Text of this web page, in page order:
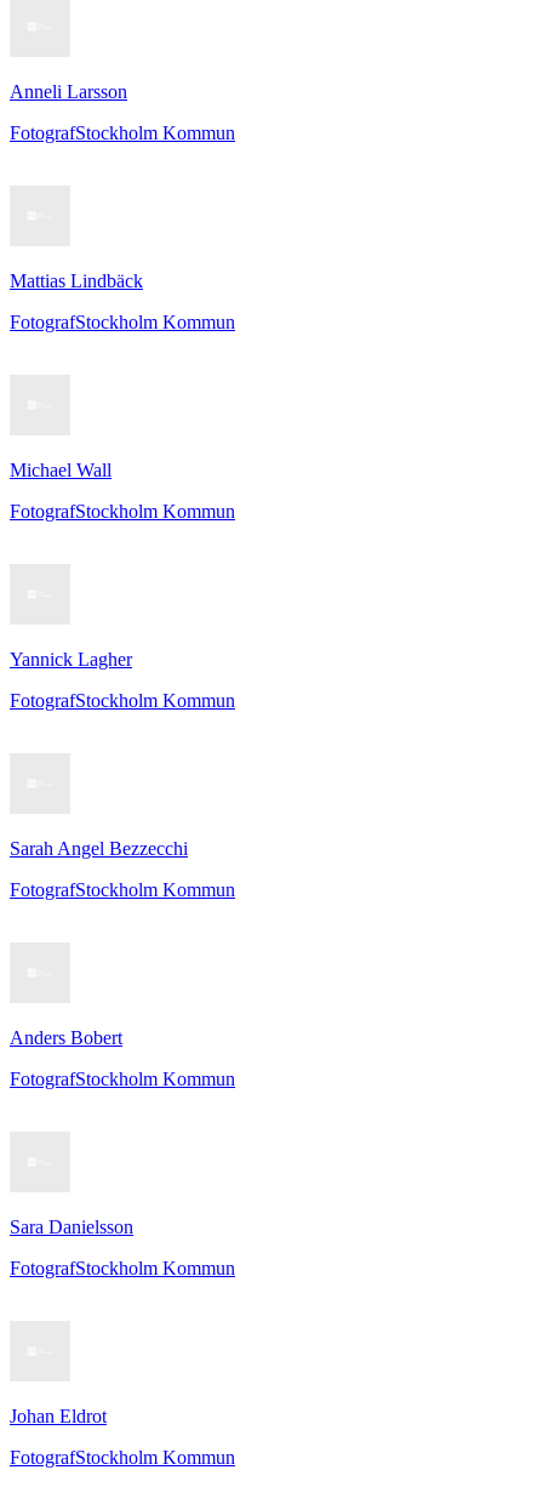
Anneli Larsson
FotografStockholm Kommun
Mattias Lindbäck
FotografStockholm Kommun
Michael Wall
FotografStockholm Kommun
Yannick Lagher
FotografStockholm Kommun
Sarah Angel Bezzecchi
FotografStockholm Kommun
Anders Bobert
FotografStockholm Kommun
Sara Danielsson
FotografStockholm Kommun
Johan Eldrot
FotografStockholm Kommun